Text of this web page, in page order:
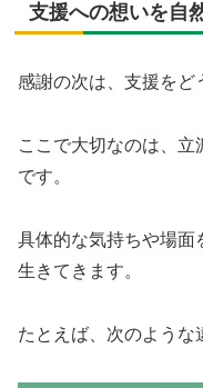
支援への想いを自
感謝の次は、支援をど
ここで大切なのは、立
です。
具体的な気持ちや場面
生きてきます。
たとえば、次のような